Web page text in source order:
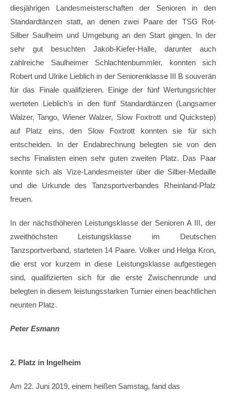
diesjährigen Landesmeisterschaften der Senioren in den
Standardtänzen statt, an denen zwei Paare der TSG Rot-
Silber Saulheim und Umgebung an den Start gingen. In der
sehr gut besuchten Jakob-Kiefer-Halle, darunter auch
zahlreiche Saulheimer Schlachtenbummler, konnten sich
Robert und Ulrike Lieblich in der Seniorenklasse III B souverän
für das Finale qualifizieren. Einige der fünf Wertungsrichter
werteten Lieblich’s in den fünf Standardtänzen (Langsamer
Walzer, Tango, Wiener Walzer, Slow Foxtrott und Quickstep)
auf Platz eins, den Slow Foxtrott konnten sie für sich
entscheiden. In der Endabrechnung belegten sie von den
sechs Finalisten einen sehr guten zweiten Platz. Das Paar
konnte sich als Vize-Landesmeister über die Silber-Medaille
und die Urkunde des Tanzsportverbandes Rheinland-Pfalz
freuen.
In der nächsthöheren Leistungsklasse der Senioren A III, der
zweithöchsten Leistungsklasse im Deutschen
Tanzsportverband, starteten 14 Paare. Volker und Helga Kron,
die erst vor kurzem in diese Leistungsklasse aufgestiegen
sind, qualifizierten sich für die erste Zwischenrunde und
belegten in diesem leistungsstarken Turnier einen beachtlichen
neunten Platz.
Peter Esmann
2. Platz in Ingelheim
Am 22. Juni 2019, einem heißen Samstag, fand das